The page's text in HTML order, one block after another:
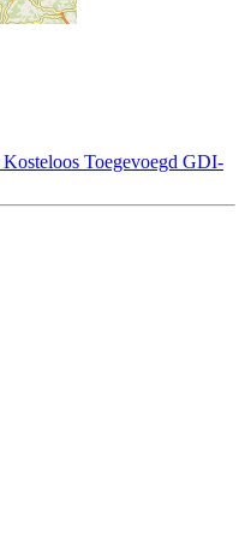
Kosteloos Toegevoegd GDI-